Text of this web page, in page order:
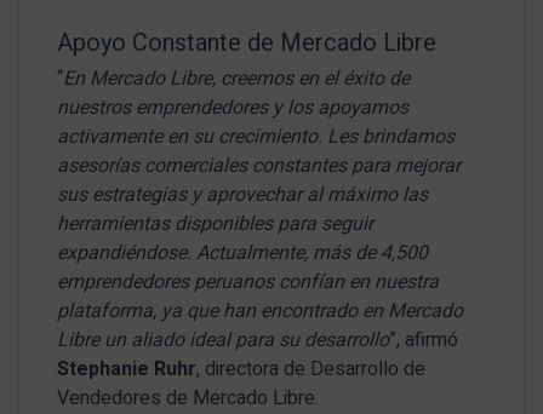
Apoyo Constante de Mercado Libre
“En Mercado Libre, creemos en el éxito de
nuestros emprendedores y los apoyamos
activamente en su crecimiento. Les brindamos
asesorías comerciales constantes para mejorar
sus estrategias y aprovechar al máximo las
herramientas disponibles para seguir
expandiéndose. Actualmente, más de 4,500
emprendedores peruanos confían en nuestra
plataforma, ya que han encontrado en Mercado
Libre un aliado ideal para su desarrollo”, afirmó
Stephanie Ruhr, directora de Desarrollo de
Vendedores de Mercado Libre.